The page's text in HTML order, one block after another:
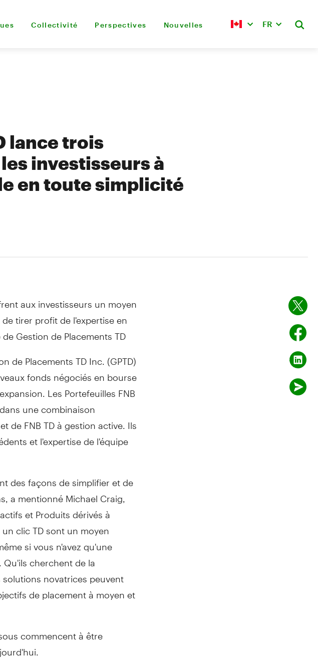
Collectivité Perspectives Nouvelles FR
lance trois
investisseurs à
en toute simplicité
aux investisseurs un moyen
tirer profit de l'expertise en
Gestion de Placements TD
de Placements TD Inc. (GPTD)
fonds négociés en bourse
Les Portefeuilles FNB
une combinaison
de FNB TD à gestion active. Ils
et l'expertise de l'équipe
des façons de simplifier et de
a mentionné Michael Craig,
et Produits dérivés à
clic TD sont un moyen
si vous n'avez qu'une
cherchent de la
novatrices peuvent
de placement à moyen et
commencent à être